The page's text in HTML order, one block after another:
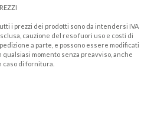
i prezzi dei prodotti sono da intendersi IVA
cauzione del reso fuori uso e costi di
a parte, e possono essere modificati
qualsiasi momento senza preavviso, anche
caso di fornitura.